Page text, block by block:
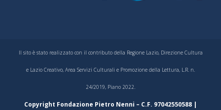
Il sito è stato realizzato con il contributo della Regione Lazio, Direzione Cultura
e Lazio Creativo, Area Servizi Culturali e Promozione della Lettura, L.R. n.
24/2019, Piano 2022.
Copyright Fondazione Pietro Nenni – C.F. 97042550588 |